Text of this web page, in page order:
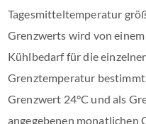
Tagesmitteltemperatur
Grenzwerts wird von
Kühlbedarf für die
Grenztemperatur
Grenzwert 24°C und als
angegebenen monatlichen